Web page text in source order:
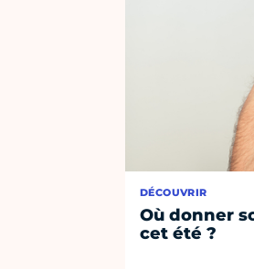
DÉCOUVRIR
Où donner
cet été ?